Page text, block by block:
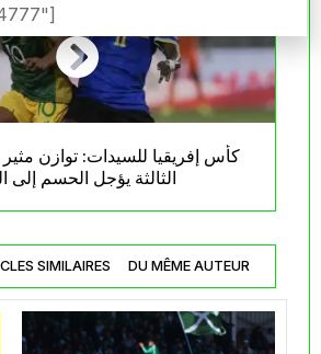
كأس إفريقيا للسيدات: توازن
الثالثة يؤجل الحسم إلى
SIMILAIRES DU MÊME AUTEUR